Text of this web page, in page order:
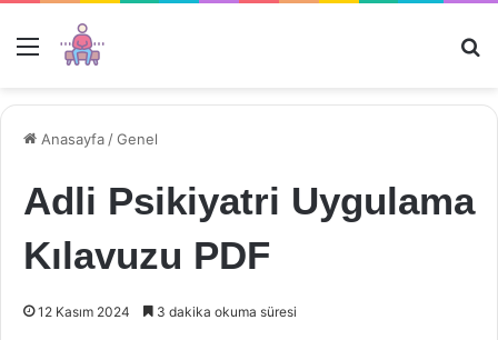
Menü
Anasayfa /Genel
Adli Psikiyatri Uygulama
Kılavuzu PDF
12 Kasım 2024 3 dakika okuma süresi